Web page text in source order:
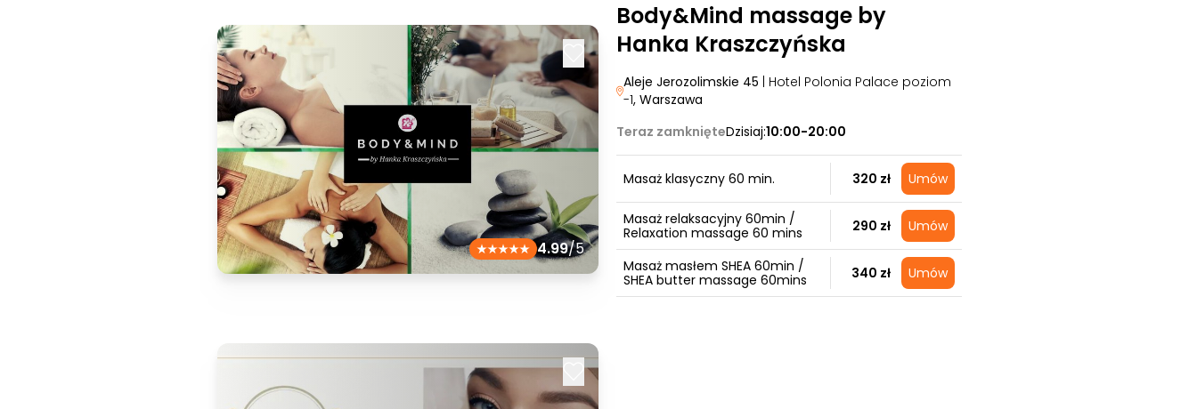
4.99/5
Body&Mind massage by
Hanka Kraszczyńska
Aleje Jerozolimskie 45 | Hotel Polonia Palace poziom
-1, Warszawa
Teraz zamknięteDzisiaj:10:00-20:00
Masaż klasyczny 60 min. 320 zł Umów
Masaż relaksacyjny 60min /
Relaxation massage 60 mins
290 zł Umów
Masaż masłem SHEA 60min /
SHEA butter massage 60mins
340 zł Umów